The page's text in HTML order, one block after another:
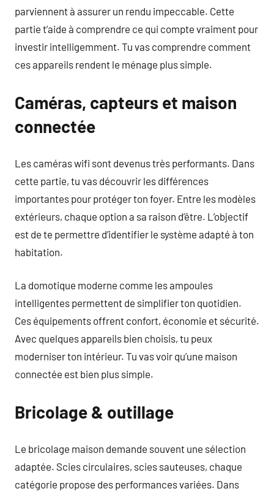
parviennent à assurer un rendu impeccable. Cette
partie t’aide à comprendre ce qui compte vraiment pour
investir intelligemment. Tu vas comprendre comment
ces appareils rendent le ménage plus simple.
Caméras, capteurs et maison
connectée
Les caméras wifi sont devenus très performants. Dans
cette partie, tu vas découvrir les différences
importantes pour protéger ton foyer. Entre les modèles
extérieurs, chaque option a sa raison d’être. L’objectif
est de te permettre d’identifier le système adapté à ton
habitation.
La domotique moderne comme les ampoules
intelligentes permettent de simplifier ton quotidien.
Ces équipements offrent confort, économie et sécurité.
Avec quelques appareils bien choisis, tu peux
moderniser ton intérieur. Tu vas voir qu’une maison
connectée est bien plus simple.
Bricolage & outillage
Le bricolage maison demande souvent une sélection
adaptée. Scies circulaires, scies sauteuses, chaque
catégorie propose des performances variées. Dans